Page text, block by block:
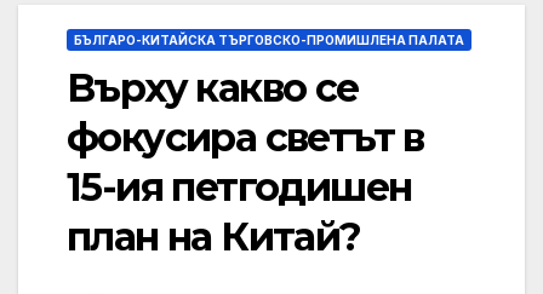
БЪЛГАРО-КИТАЙСКА ТЪРГОВСКО-ПРОМИШЛЕНА ПАЛАТА
Върху какво се
фокусира светът в
15-ия петгодишен
план на Китай?